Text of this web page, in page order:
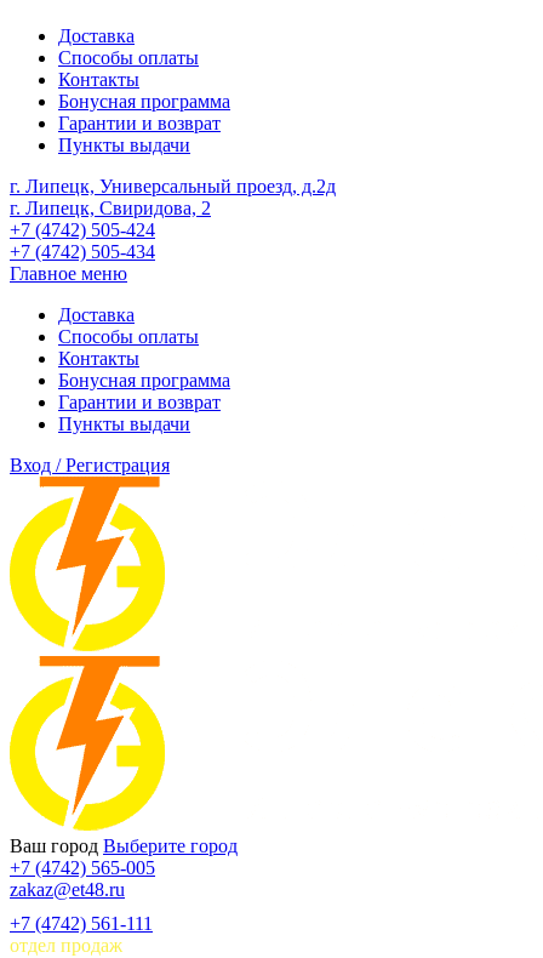
Доставка
Способы оплаты
Контакты
Бонусная программа
Гарантии и возврат
Пункты выдачи
г. Липецк, Универсальный проезд, д.2д
г. Липецк, Свиридова, 2
+7 (4742) 505-424
+7 (4742) 505-434
Главное меню
Доставка
Способы оплаты
Контакты
Бонусная программа
Гарантии и возврат
Пункты выдачи
Вход / Регистрация
Ваш город Выберите город
+7 (4742) 565-005
zakaz@et48.ru
+7 (4742) 561-111
отдел продаж